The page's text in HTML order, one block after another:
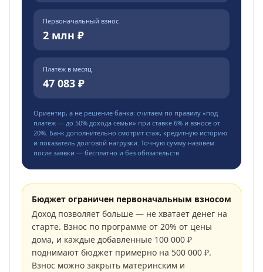
Первоначальный взнос
2 млн ₽
Платёж в месяц
47 083 ₽
Ориентир, а не решение банка: считаем по правилу «под
платёж — до 50% дохода семьи» при ставке 6% и взносе от
20%. Банк дополнительно смотрит стаж, кредитную историю
и показатель долговой нагрузки. Точную сумму назовём
после заявки — бесплатно и без обязательств.
Бюджет ограничен первоначальным взносом
Доход позволяет больше — не хватает денег на
старте. Взнос по программе от 20% от цены
дома, и каждые добавленные 100 000 ₽
поднимают бюджет примерно на 500 000 ₽.
Взнос можно закрыть материнским и